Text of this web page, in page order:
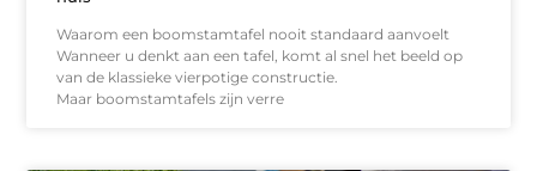
Waarom een boomstamtafel nooit standaard aanvoelt
Wanneer u denkt aan een tafel, komt al snel het beeld op
van de klassieke vierpotige constructie.
Maar boomstamtafels zijn verre